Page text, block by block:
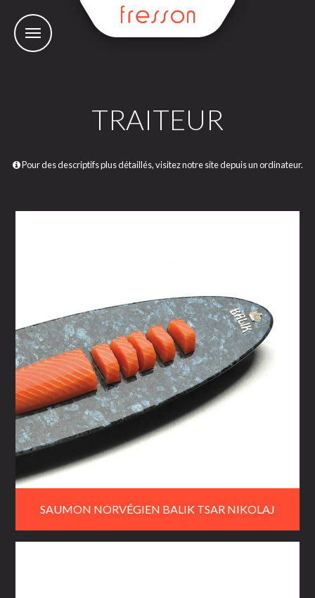
TRAITEUR
Pour des descriptifs plus détaillés, visitez notre site depuis un ordinateur.
SAUMON NORVÉGIEN BALIK TSAR NIKOLAJ